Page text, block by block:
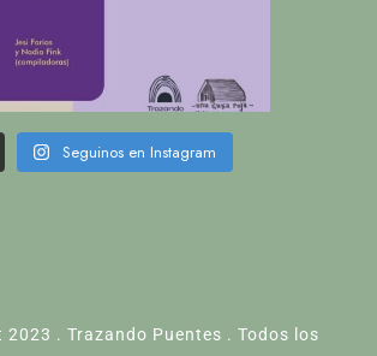
Seguinos en Instagram
2023 . Trazando Puentes . Todos los